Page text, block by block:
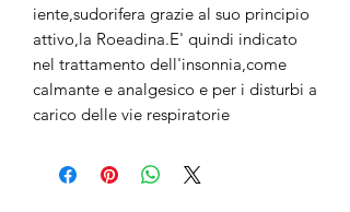
iente,sudorifera grazie al suo principio
attivo,la Roeadina.E' quindi indicato
nel trattamento dell'insonnia,come
calmante e analgesico e per i disturbi a
carico delle vie respiratorie